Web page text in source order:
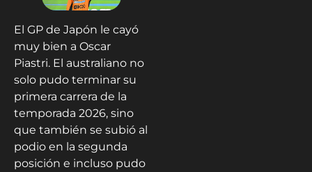
El GP de Japón le cayó
muy bien a Oscar
Piastri. El australiano no
solo pudo terminar su
primera carrera de la
temporada 2026, sino
que también se subió al
podio en la segunda
posición e incluso pudo